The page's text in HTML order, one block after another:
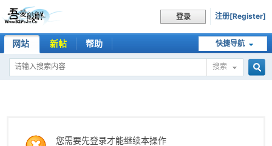
登录 注册[Register]
快捷导航
网站 新帖 帮助
搜索
您需要先登录才能继续本操作